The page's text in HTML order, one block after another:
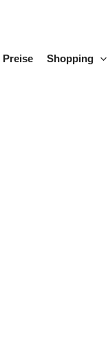
Preise Shopping